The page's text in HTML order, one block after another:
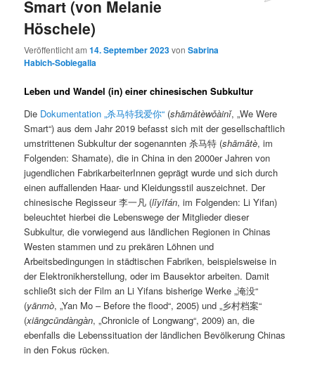
Smart (von Melanie
Höschele)
Veröffentlicht am14. September 2023vonSabrina
Habich-Sobiegalla
Leben und Wandel (in) einer chinesischen Subkultur
Die Dokumentation „杀马特我爱你“ (shāmǎtèwǒàinǐ, „We Were
Smart“) aus dem Jahr 2019 befasst sich mit der gesellschaftlich
umstrittenen Subkultur der sogenannten 杀马特 (shāmǎtè, im
Folgenden: Shamate), die in China in den 2000er Jahren von
jugendlichen FabrikarbeiterInnen geprägt wurde und sich durch
einen auffallenden Haar- und Kleidungsstil auszeichnet. Der
chinesische Regisseur 李一凡 (lǐyīfán, im Folgenden: Li Yifan)
beleuchtet hierbei die Lebenswege der Mitglieder dieser
Subkultur, die vorwiegend aus ländlichen Regionen in Chinas
Westen stammen und zu prekären Löhnen und
Arbeitsbedingungen in städtischen Fabriken, beispielsweise in
der Elektronikherstellung, oder im Bausektor arbeiten. Damit
schließt sich der Film an Li Yifans bisherige Werke „淹没“
(yānmò, „Yan Mo – Before the flood“, 2005) und „乡村档案“
(xiāngcūndàngàn, „Chronicle of Longwang“, 2009) an, die
ebenfalls die Lebenssituation der ländlichen Bevölkerung Chinas
in den Fokus rücken.